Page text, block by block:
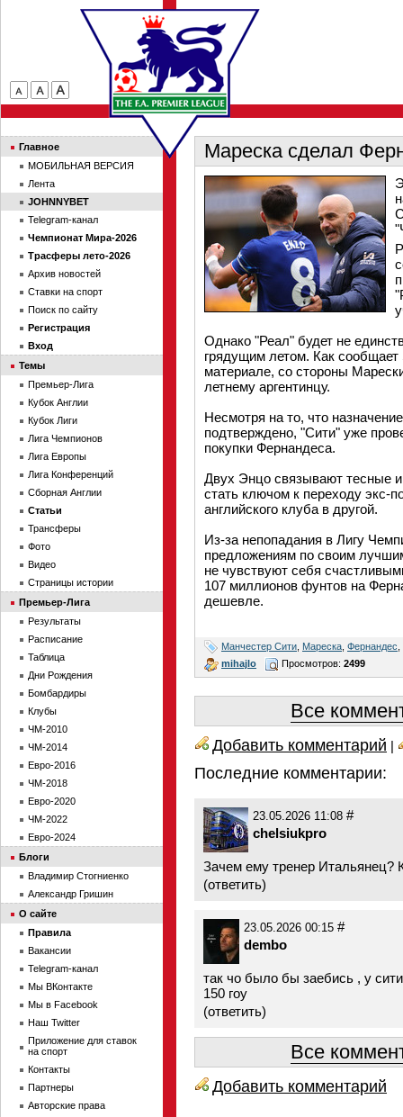
Мареска сделал
Однако "Реал" будет не
грядущим летом. Как
материале, со стороны
летнему аргентинцу.
Несмотря на то, что
подтверждено, "Сити" уже
покупки Фернандеса.
Двух Энцо связывают тесные
стать ключом к переходу экс-
английского клуба в другой.
Из-за непопадания в Лигу
предложениям по своим
не чувствуют себя
107 миллионов фунтов на
дешевле.
Манчестер Сити Мареска Фернандес
mihajlo
Просмотров: 2499
Все
Добавить комментарий |
Последние комментарии:
23.05.2026 11:08 #
chelsiukpro
Зачем ему тренер Итальянец?
(ответить)
23.05.2026 00:15 #
dembo
так чо было бы заебись , у
150 гоу
(ответить)
Все
Добавить комментарий
Главное
МОБИЛЬНАЯ ВЕРСИЯ
Лента
JOHNNYBET
Telegram-канал
Чемпионат Мира-2026
Трасферы лето-2026
Архив новостей
Ставки на спорт
Поиск по сайту
Регистрация
Вход
Темы
Премьер-Лига
Кубок Англии
Кубок Лиги
Лига Чемпионов
Лига Европы
Лига Конференций
Сборная Англии
Статьи
Трансферы
Фото
Видео
Страницы истории
Премьер-Лига
Результаты
Расписание
Таблица
Дни Рождения
Бомбардиры
Клубы
ЧМ-2010
ЧМ-2014
Евро-2016
ЧМ-2018
Евро-2020
ЧМ-2022
Евро-2024
Блоги
Владимир Стогниенко
Александр Гришин
О сайте
Правила
Вакансии
Telegram-канал
Мы ВКонтакте
Мы в Facebook
Наш Twitter
Приложение для ставок
на спорт
Контакты
Партнеры
Авторские права